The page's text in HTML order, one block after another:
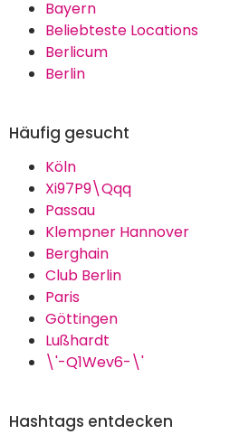
Bayern
Beliebteste Locations
Berlicum
Berlin
Häufig gesucht
Köln
Xi97P9\Qqq
Passau
Klempner Hannover
Berghain
Club Berlin
Paris
Göttingen
Lußhardt
\'-Q1Wev6-\'
Hashtags entdecken